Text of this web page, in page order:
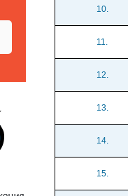
10.
11.
12.
13.
14.
15.